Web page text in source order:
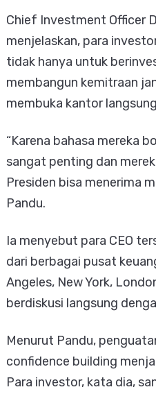
Chief Investment Officer
menjelaskan, para
tidak hanya untuk
membangun kemitraan
membuka kantor
“Karena bahasa mereka
sangat penting dan
Presiden bisa menerima
Pandu.
Ia menyebut para CEO
dari berbagai pusat
Angeles, New York,
berdiskusi langsung
Menurut Pandu,
confidence building
Para investor, kata dia,